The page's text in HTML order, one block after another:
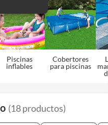
Piscinas
inflables
Cobertores
para piscinas
(18productos)